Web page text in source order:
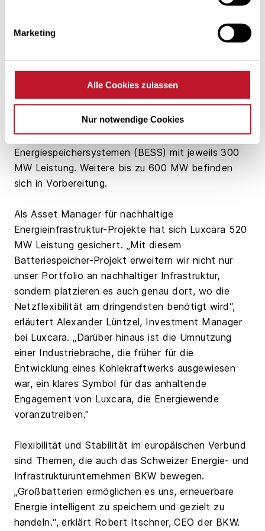
Marketing
Alle Cookies zulassen
Nur notwendige Cookies
dieses bundesweit herausragende Projekt
gemeinsam mit zwei starken Partnern umzusetzen,
die unsere tiefe Überzeugung in die Notwendigkeit
der Flexibilisierung des Energiesystems für das
Gelingen der Energiewende teilen.“
Der Batteriespeicherpark in Waltrop besteht in der
ersten Ausbaustufe aus drei Batterie-
Energiespeichersystemen (BESS) mit jeweils 300
MW Leistung. Weitere bis zu 600 MW befinden
sich in Vorbereitung.
Als Asset Manager für nachhaltige
Energieinfrastruktur-Projekte hat sich Luxcara 520
MW Leistung gesichert. „Mit diesem
Batteriespeicher-Projekt erweitern wir nicht nur
unser Portfolio an nachhaltiger Infrastruktur,
sondern platzieren es auch genau dort, wo die
Netzflexibilität am dringendsten benötigt wird“,
erläutert Alexander Lüntzel, Investment Manager
bei Luxcara. „Darüber hinaus ist die Umnutzung
einer Industriebrache, die früher für die
Entwicklung eines Kohlekraftwerks ausgewiesen
war, ein klares Symbol für das anhaltende
Engagement von Luxcara, die Energiewende
voranzutreiben."
Flexibilität und Stabilität im europäischen Verbund
sind Themen, die auch das Schweizer Energie- und
Infrastrukturunternehmen BKW bewegen.
„Großbatterien ermöglichen es uns, erneuerbare
Energie intelligent zu speichern und gezielt zu
handeln.“, erklärt Robert Itschner, CEO der BKW.